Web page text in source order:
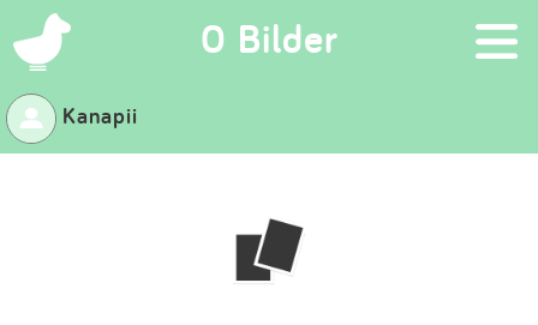
0 Bilder ×
Suchen
Eintragen
App
Kanapii